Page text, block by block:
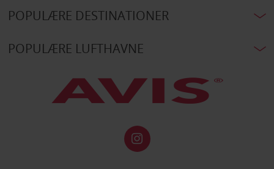
POPULÆRE DESTINATIONER
POPULÆRE LUFTHAVNE